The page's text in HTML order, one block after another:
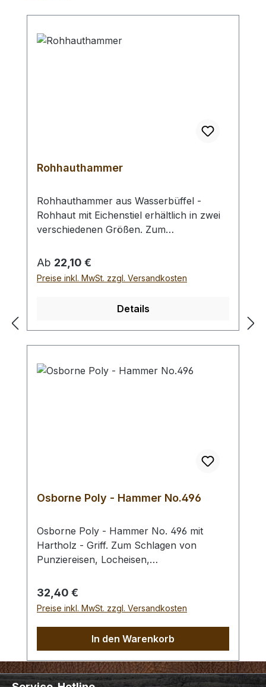
Rohhauthammer
Rohhauthammer aus Wasserbüffel -
Rohhaut mit Eichenstiel erhältlich in zwei
verschiedenen Größen. Zum
Locheisen, Punziereisen, etc.
Auswahlliste:#1 Gesamtgewicht: 295
Gramm / Kopf - Ø : 48 mm / Gesamtlänge
Kopf - Ø : 42 mm / Gesamtlänge : 290 mm
- Bei einer Bestellung 1 Stück erhalten Sie
1 Rohhauthammer der gewählten Größe.
Regulärer Preis:
Ab 22,10 €
Preise inkl. MwSt. zzgl. Versandkosten
Details
Osborne Poly - Hammer No.496
Osborne Poly - Hammer No. 496 mit
Hartholz - Griff. Zum Schlagen von
Punziereisen, Locheisen,
Schlagfläche. Wenig Rückschlag durch
schlagabsorbierenden Poly -
Hammerkopf. 240 gr Gesamtgewicht /
Regulärer Preis:
32,40 €
Preise inkl. MwSt. zzgl. Versandkosten
In den Warenkorb